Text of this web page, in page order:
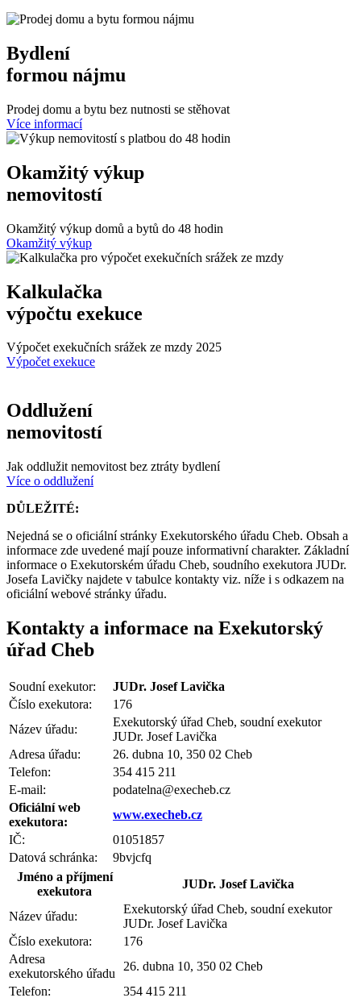
Bydlení
formou nájmu
Prodej domu a bytu bez nutnosti se stěhovat
Více informací
Okamžitý výkup
nemovitostí
Okamžitý výkup domů a bytů do 48 hodin
Okamžitý výkup
Kalkulačka
výpočtu exekuce
Výpočet exekučních srážek ze mzdy 2025
Výpočet exekuce
Oddlužení
nemovitostí
Jak oddlužit nemovitost bez ztráty bydlení
Více o oddlužení
DŮLEŽITÉ:
Nejedná se o oficiální stránky Exekutorského úřadu Cheb. Obsah a
informace zde uvedené mají pouze informativní charakter. Základní
informace o Exekutorském úřadu Cheb, soudního exekutora JUDr.
Josefa Lavičky najdete v tabulce kontakty viz. níže i s odkazem na
oficiální webové stránky úřadu.
Kontakty a informace na Exekutorský
úřad Cheb
Soudní exekutor:
JUDr. Josef Lavička
Číslo exekutora:
176
Název úřadu:
Exekutorský úřad Cheb, soudní exekutor
JUDr. Josef Lavička
Adresa úřadu:
26. dubna 10, 350 02 Cheb
Telefon:
354 415 211
E-mail:
podatelna@execheb.cz
Oficiální web
exekutora:
www.execheb.cz
IČ:
01051857
Datová schránka:
9bvjcfq
Jméno a příjmení
exekutora
JUDr. Josef Lavička
Název úřadu:
Exekutorský úřad Cheb, soudní exekutor
JUDr. Josef Lavička
Číslo exekutora:
176
Adresa
exekutorského úřadu
26. dubna 10, 350 02 Cheb
Telefon:
354 415 211